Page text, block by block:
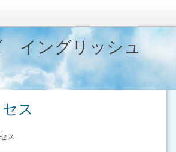
イングリッシュ
ス
ス